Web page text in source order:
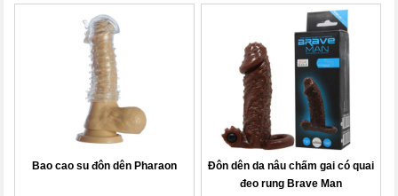
Bao cao su đôn dên Pharaon
Đôn dên da nâu chấm gai có quai
đeo rung Brave Man